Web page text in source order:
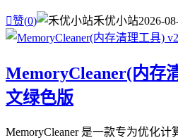
赞(0) 禾优小站2026-
MemoryCleaner(内存
文绿色版
MemoryCleaner 是一款专为优化